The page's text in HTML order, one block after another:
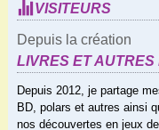
VISITEURS
Depuis la création
LIVRES ET
Depuis 2012, je partage
BD, polars et autres ainsi
nos découvertes en jeux